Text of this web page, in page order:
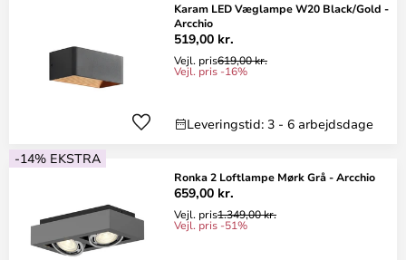
Karam LED Væglampe W20 Black/Gold -
Arcchio
519,00 kr.
Vejl. pris619,00 kr.
Vejl. pris -16%
Leveringstid: 3 - 6 arbejdsdage
-14% EKSTRA
Ronka 2 Loftlampe Mørk Grå - Arcchio
659,00 kr.
Vejl. pris1.349,00 kr.
Vejl. pris -51%